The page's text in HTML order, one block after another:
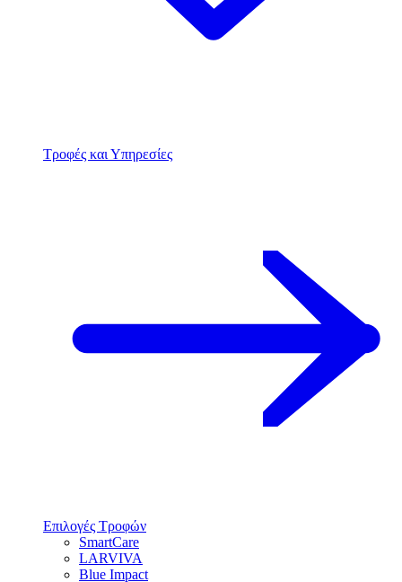
Τροφές και Υπηρεσίες
Επιλογές Τροφών
SmartCare
LARVIVA
Blue Impact